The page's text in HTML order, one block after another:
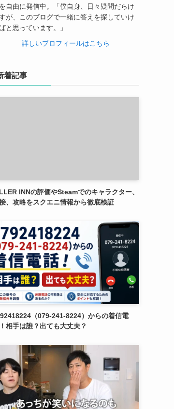
自由に発信中。「僕自身、日々疑問だらけ
が、このブログで一緒に答えを探していけ
と思っています。」
詳しいプロフィールはこちら
着記事
INNの評価やSteamでのキャラクター、
、攻略をスクエニ情報から徹底検証
（079-241-8224）からの着信電
相手は誰？出ても大丈夫？